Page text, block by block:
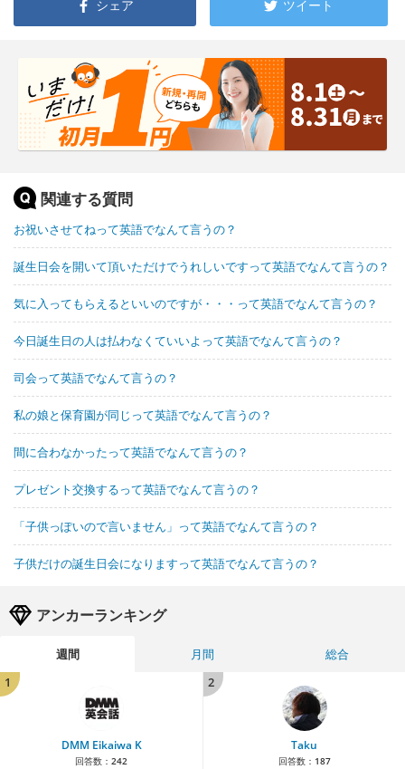
シェア ツイート
関連する質問
お祝いさせてねって英語でなんて言うの？
誕生日会を開いて頂いただけでうれしいですって英語でなんて言うの？
気に入ってもらえるといいのですが・・・って英語でなんて言うの？
今日誕生日の人は払わなくていいよって英語でなんて言うの？
司会って英語でなんて言うの？
私の娘と保育園が同じって英語でなんて言うの？
間に合わなかったって英語でなんて言うの？
プレゼント交換するって英語でなんて言うの？
「子供っぽいので言いません」って英語でなんて言うの？
子供だけの誕生日会になりますって英語でなんて言うの？
アンカーランキング
週間 月間
総合
1
DMM Eikaiwa K
回答数： 242
2
Taku
回答数： 187